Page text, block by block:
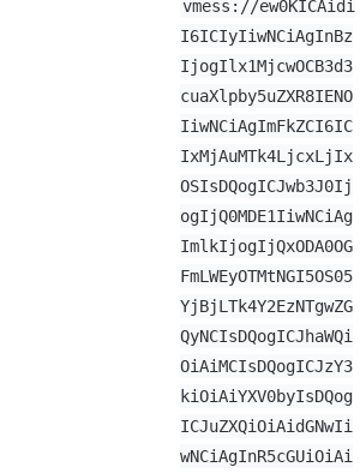
vmess://ew0KICAidi
I6ICIyIiwNCiAgInBz
IjogIlx1MjcwOCB3d3
cuaXlpby5uZXR8IENO
IiwNCiAgImFkZCI6IC
IxMjAuMTk4LjcxLjIx
OSIsDQogICJwb3J0Ij
ogIjQ0MDE1IiwNCiAg
ImlkIjogIjQxODA0OG
FmLWEyOTMtNGI5OS05
YjBjLTk4Y2EzNTgwZG
QyNCIsDQogICJhaWQi
OiAiMCIsDQogICJzY3
kiOiAiYXV0byIsDQog
ICJuZXQiOiAidGNwIi
wNCiAgInR5cGUiOiAi